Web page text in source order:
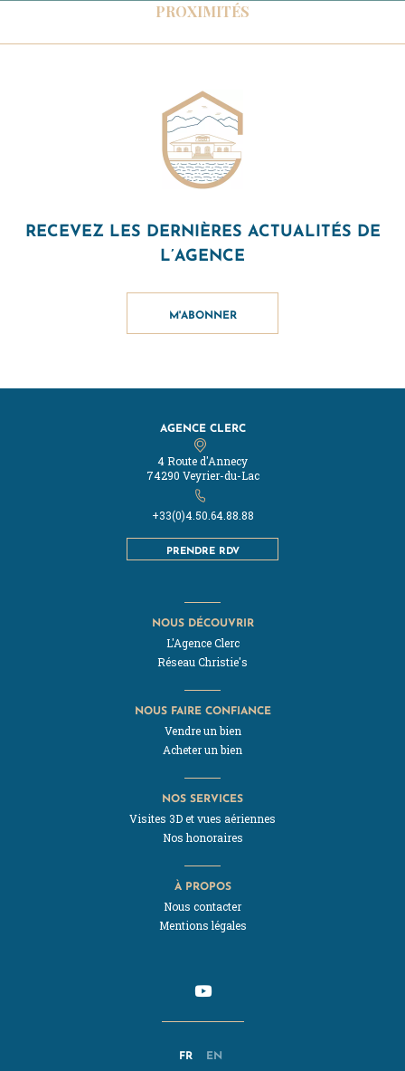
PROXIMITÉS
RECEVEZ LES DERNIÈRES ACTUALITÉS DE
L’AGENCE
M'ABONNER
AGENCE CLERC
4 Route d'Annecy
74290 Veyrier-du-Lac
+33(0)4.50.64.88.88
PRENDRE RDV
FR EN
NOUS DÉCOUVRIR
L'Agence Clerc
Réseau Christie's
NOUS FAIRE CONFIANCE
Vendre un bien
Acheter un bien
NOS SERVICES
Visites 3D et vues aériennes
Nos honoraires
À PROPOS
Nous contacter
Mentions légales